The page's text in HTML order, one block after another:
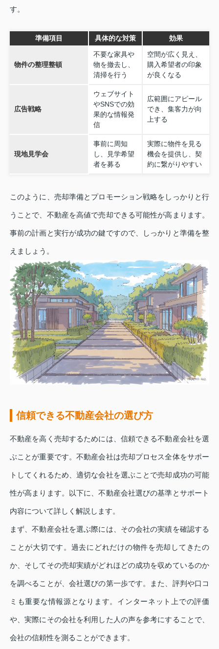
す。
準備項目 具体的な対策 効果
物件の整理整頓
不要な家具や
物を撤去し、
清掃を行う
空間が広く見え、
購入希望者の印象
が良くなる
広告戦略
ウェブサイト
やSNSでの効
果的な情報発
信
広範囲にアピール
でき、集客力が向
上する
現地見学会
事前に周知
し、見学希望
者を募る
実際に物件を見る
機会を提供し、契
約に繋がりやすい
このように、売却準備とプロモーション戦略をしっかりと行
うことで、不動産を高値で売却できる可能性が高まります。
事前の計画と実行が成功の鍵ですので、しっかりと準備を整
えましょう。
信頼できる不動産会社の選び方
不動産を高く売却するためには、信頼できる不動産会社を選
ぶことが重要です。不動産会社は売却プロセス全体をサポー
トしてくれるため、適切な会社を選ぶことで売却成功の可能
性が高まります。以下に、不動産会社選びの基準とサポート
内容について詳しく解説します。
まず、不動産会社を選ぶ際には、その会社の実績を確認する
ことが大切です。過去にどれだけの物件を売却してきたの
か、そしてその売却実績がどれほどの成功を収めているのか
を調べることが、会社選びの第一歩です。また、評判や口コ
ミも重要な情報源となります。インターネット上での評価
や、実際にその会社を利用した人の声を参考にすることで、
会社の信頼性を測ることができます。